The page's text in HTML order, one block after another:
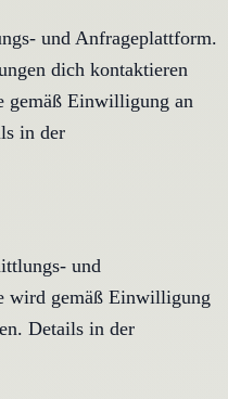
und Anfrageplattform.
dich kontaktieren
gemäß Einwilligung an
in der
und
wird gemäß Einwilligung
Details in der